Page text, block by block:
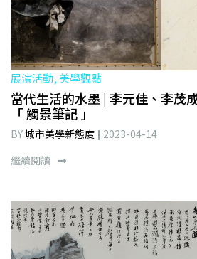
展演活動, 美學觀點
當代生活的水墨 | 李元佳、李茂
「 觸景筆記 」
BY城市美學新態度
2023-04-14
繼續閱讀